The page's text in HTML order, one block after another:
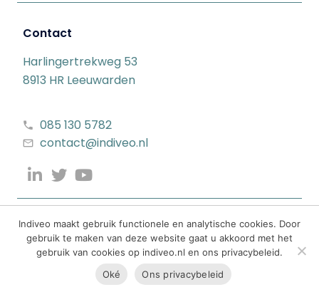
Contact
Harlingertrekweg 53
8913 HR Leeuwarden
085 130 5782
contact@indiveo.nl
Indiveo maakt gebruik functionele en analytische cookies. Door
gebruik te maken van deze website gaat u akkoord met het
gebruik van cookies op indiveo.nl en ons privacybeleid.
Oké
Ons privacybeleid